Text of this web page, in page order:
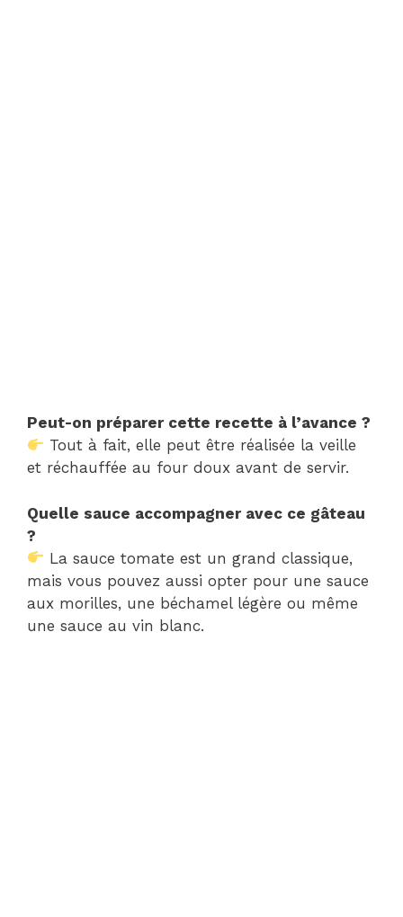
Peut-on préparer cette recette à l’avance ?
Tout à fait, elle peut être réalisée la veille
et réchauffée au four doux avant de servir.
Quelle sauce accompagner avec ce gâteau
?
La sauce tomate est un grand classique,
mais vous pouvez aussi opter pour une sauce
aux morilles, une béchamel légère ou même
une sauce au vin blanc.